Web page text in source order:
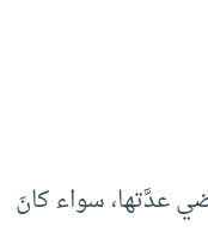
عدَّتها، سواء كانَ